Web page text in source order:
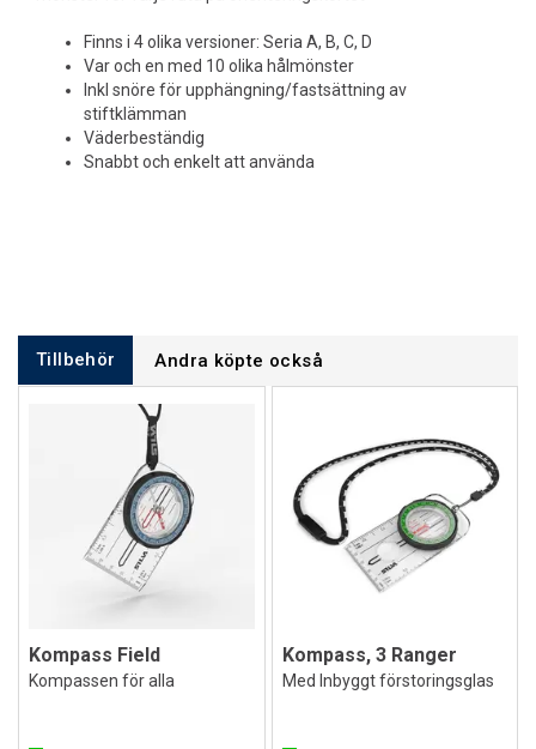
Finns i 4 olika versioner: Seria A, B, C, D
Var och en med 10 olika hålmönster
Inkl snöre för upphängning/fastsättning av
stiftklämman
Väderbeständig
Snabbt och enkelt att använda
Tillbehör Andra köpte också
Kompass Field
Kompassen för alla
Kompass, 3 Ranger
Med Inbyggt förstoringsglas